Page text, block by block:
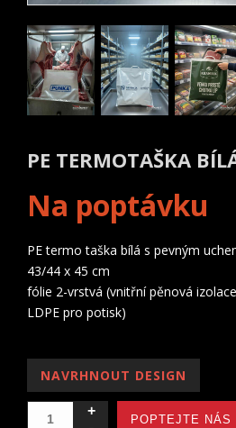
PE TERMOTAŠKA
Na poptávku
PE termo taška bílá s pevným
43/44 x 45 cm
fólie 2-vrstvá (vnitřní pěnová
LDPE pro potisk)
NAVRHNOUT DESIGN
POPTEJTE NÁS